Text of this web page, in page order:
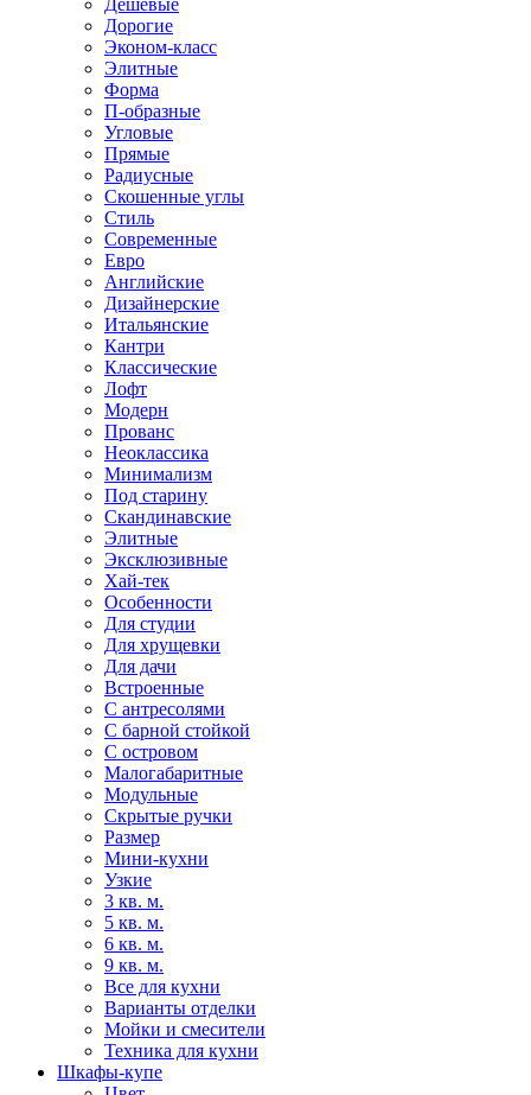
Дешевые
Дорогие
Эконом-класс
Элитные
Форма
П-образные
Угловые
Прямые
Радиусные
Скошенные углы
Стиль
Современные
Евро
Английские
Дизайнерские
Итальянские
Кантри
Классические
Лофт
Модерн
Прованс
Неоклассика
Минимализм
Под старину
Скандинавские
Элитные
Эксклюзивные
Хай-тек
Особенности
Для студии
Для хрущевки
Для дачи
Встроенные
С антресолями
С барной стойкой
С островом
Малогабаритные
Модульные
Скрытые ручки
Размер
Мини-кухни
Узкие
3 кв. м.
5 кв. м.
6 кв. м.
9 кв. м.
Все для кухни
Варианты отделки
Мойки и смесители
Техника для кухни
Шкафы-купе